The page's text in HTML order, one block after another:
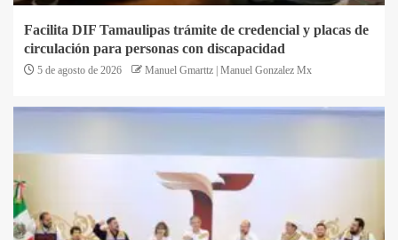
Facilita DIF Tamaulipas trámite de credencial y placas de
circulación para personas con discapacidad
5 de agosto de 2026 Manuel Gmarttz | Manuel Gonzalez Mx